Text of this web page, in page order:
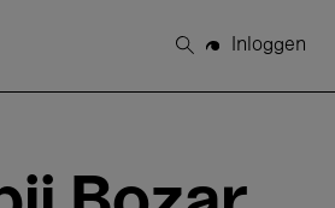
Zoeken
Inloggen